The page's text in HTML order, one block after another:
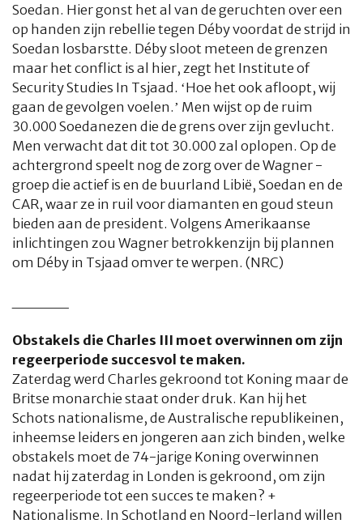
Soedan. Hier gonst het al van de geruchten over een
op handen zijn rebellie tegen Déby voordat de strijd in
Soedan losbarstte. Déby sloot meteen de grenzen
maar het conflict is al hier, zegt het Institute of
Security Studies In Tsjaad. ‘Hoe het ook afloopt, wij
gaan de gevolgen voelen.’ Men wijst op de ruim
30.000 Soedanezen die de grens over zijn gevlucht.
Men verwacht dat dit tot 30.000 zal oplopen. Op de
achtergrond speelt nog de zorg over de Wagner -
groep die actief is en de buurland Libië, Soedan en de
CAR, waar ze in ruil voor diamanten en goud steun
bieden aan de president. Volgens Amerikaanse
inlichtingen zou Wagner betrokkenzijn bij plannen
om Déby in Tsjaad omver te werpen. (NRC)
Obstakels die Charles III moet overwinnen om zijn
regeerperiode succesvol te maken.
Zaterdag werd Charles gekroond tot Koning maar de
Britse monarchie staat onder druk. Kan hij het
Schots nationalisme, de Australische republikeinen,
inheemse leiders en jongeren aan zich binden, welke
obstakels moet de 74-jarige Koning overwinnen
nadat hij zaterdag in Londen is gekroond, om zijn
regeerperiode tot een succes te maken? +
Nationalisme. In Schotland en Noord-Ierland willen